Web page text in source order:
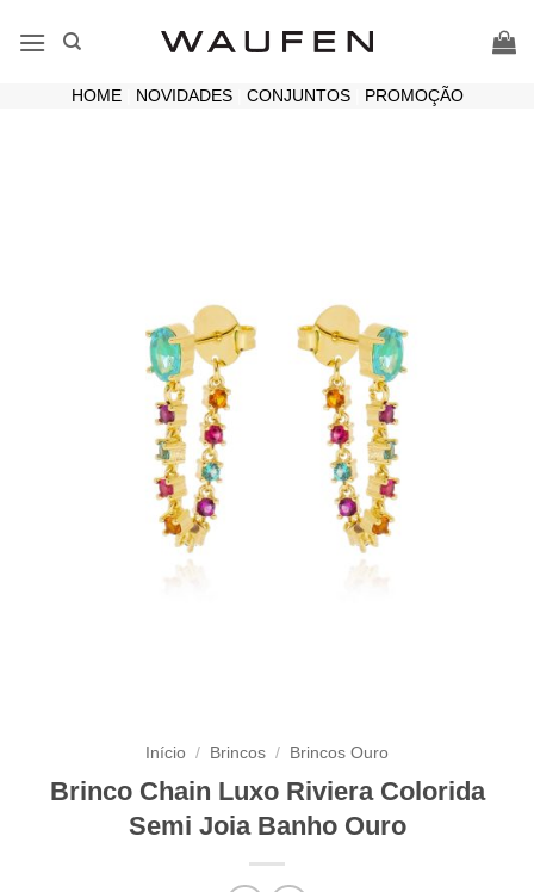
HOME| NOVIDADES| CONJUNTOS| PROMOÇÃO
Início / Brincos / Brincos Ouro
Brinco Chain Luxo Riviera Colorida
Semi Joia Banho Ouro